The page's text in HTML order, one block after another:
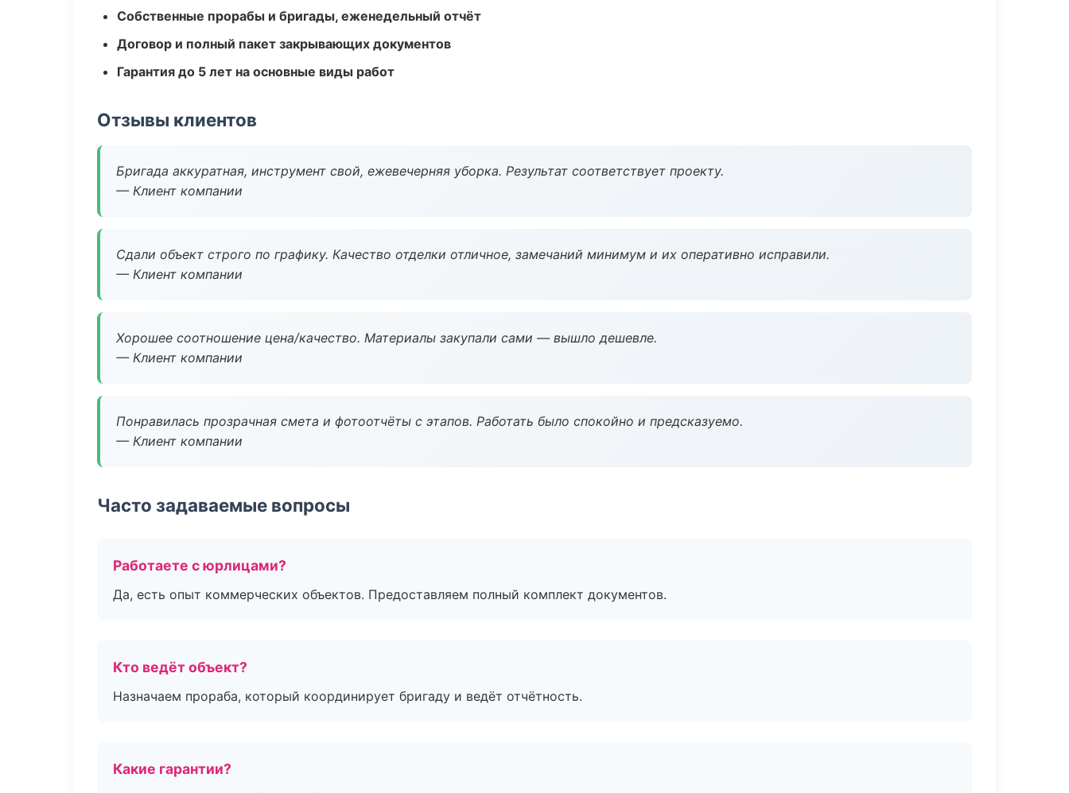
Собственные прорабы и бригады, еженедельный отчёт
Договор и полный пакет закрывающих документов
Гарантия до 5 лет на основные виды работ
Отзывы клиентов
Бригада аккуратная, инструмент свой, ежевечерняя уборка. Результат соответствует проекту.
— Клиент компании
Сдали объект строго по графику. Качество отделки отличное, замечаний минимум и их оперативно исправили.
— Клиент компании
Хорошее соотношение цена/качество. Материалы закупали сами — вышло дешевле.
— Клиент компании
Понравилась прозрачная смета и фотоотчёты с этапов. Работать было спокойно и предсказуемо.
— Клиент компании
Часто задаваемые вопросы
Работаете с юрлицами?
Да, есть опыт коммерческих объектов. Предоставляем полный комплект документов.
Кто ведёт объект?
Назначаем прораба, который координирует бригаду и ведёт отчётность.
Какие гарантии?